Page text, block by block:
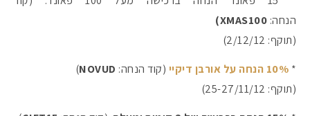
הנחה: XMAS100)
(תוקף: 2/12/12)
* 10% הנחה על אורבן דיקיי (קוד הנחה: NOVUD
)
(תוקף: 25-27/11/12)